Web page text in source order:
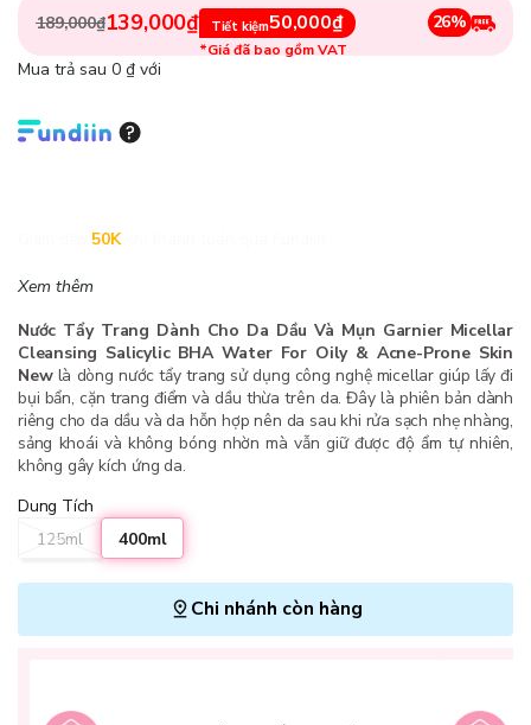
189,000₫139,000₫ Tiết kiệm50,000₫
*Giá đã bao gồm VAT
26%
Mua trả sau 0 ₫ với
50K
Xem thêm
Nước Tẩy Trang Dành Cho Da Dầu Và Mụn Garnier Micellar
Cleansing Salicylic BHA Water For Oily & Acne-Prone Skin
Newlà dòng nước tẩy trang sử dụng công nghệ micellar giúp lấy đi
bụi bẩn, cặn trang điểm và dầu thừa trên da. Đây là phiên bản dành
riêng cho da dầu và da hỗn hợp nên da sau khi rửa sạch nhẹ nhàng,
sảng khoái và không bóng nhờn mà vẫn giữ được độ ẩm tự nhiên,
không gây kích ứng da.
Dung Tích
125ml
400ml
Chi nhánh còn hàng